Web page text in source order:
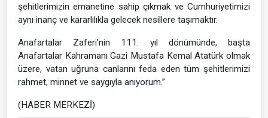
şehitlerimizin emanetine sahip çıkmak ve Cumhuriyetimizi
aynı inanç ve kararlılıkla gelecek nesillere taşımaktır.
Anafartalar Zaferi’nin 111. yıl dönümünde, başta
Anafartalar Kahramanı Gazi Mustafa Kemal Atatürk olmak
üzere, vatan uğruna canlarını feda eden tüm şehitlerimizi
rahmet, minnet ve saygıyla anıyorum.”
(HABER MERKEZİ)